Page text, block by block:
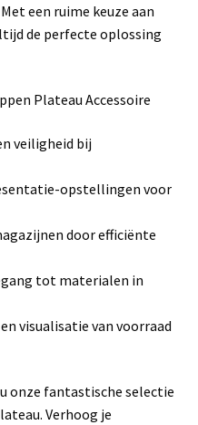
een ruime keuze aan
de perfecte oplossing
Plateau Accessoire
veiligheid bij
opstellingen voor
door efficiënte
tot materialen in
visualisatie van voorraad
onze fantastische selectie
Verhoog je